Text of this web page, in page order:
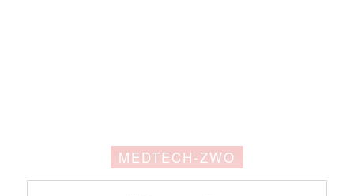
MEDTECH-ZWO